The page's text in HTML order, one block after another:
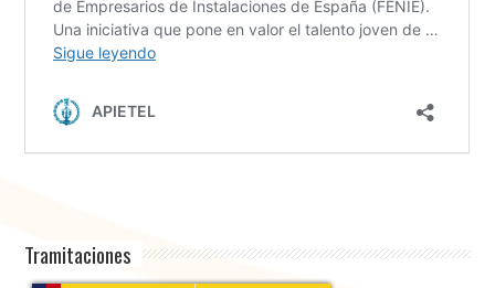
Tramitaciones